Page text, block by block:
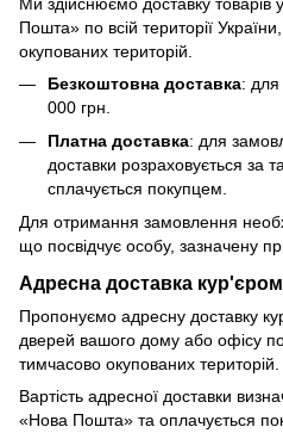
Пошта» по всій території
окупованих територій.
Безкоштовна доставка: для
000 грн.
Платна доставка: для
доставки розраховується
сплачується покупцем.
Для отримання замовлення
що посвідчує особу, зазначену
Адресна доставка
Пропонуємо адресну доставку
дверей вашого дому або офісу по
тимчасово окупованих територій.
Вартість адресної доставки
«Нова Пошта» та оплачується